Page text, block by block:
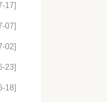
17]
07]
02]
23]
18]